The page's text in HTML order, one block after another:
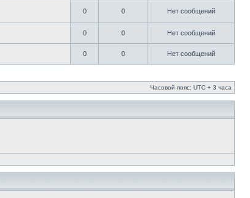
0 0 Нет сообщений
0 0 Нет сообщений
0 0 Нет сообщений
Часовой пояс: UTC + 3 часа